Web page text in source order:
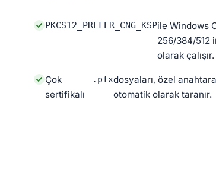
PKCS12_PREFER_CNG_KSPile Windows
256/384/512
olarak çalışır.
Çok
sertifikalı
.pfxdosyaları, özel
otomatik olarak taranır.